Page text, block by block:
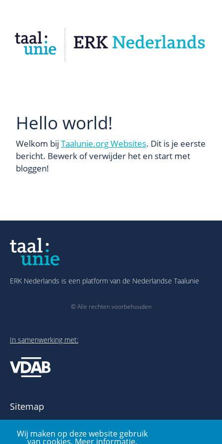
Hello world!
Welkom bij Taalunie.org Websites. Dit is je eerste
bericht. Bewerk of verwijder het en start met
bloggen!
ERK Nederlands is een platform van de Nederlandse Taalunie
© Alle rechten voorbehouden
In samenwerking met:
Sitemap
Publicaties en links
Wij maken op deze website gebruik
van cookies. Meer informatie.